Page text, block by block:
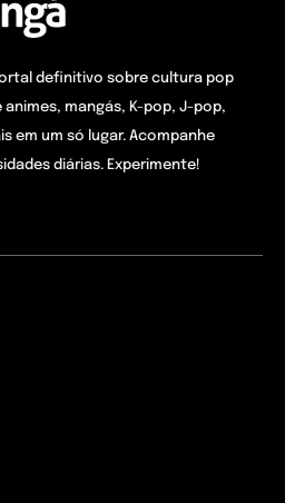
definitivo sobre cultura pop
mangás, K-pop, J-pop,
em um só lugar. Acompanhe
diárias. Experimente!